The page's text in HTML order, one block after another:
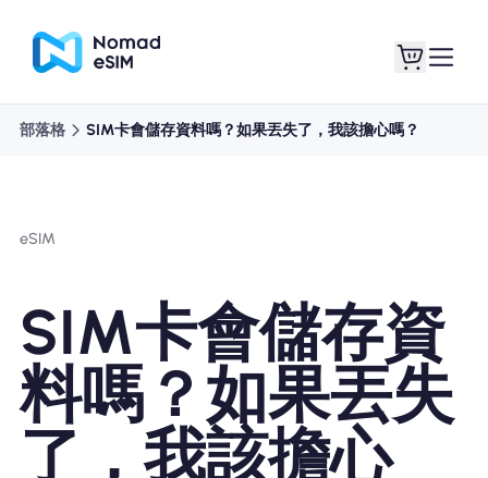
購買計劃
關於eSIM
部落格 SIM卡會儲存資料嗎？如果丟失了，我該擔心嗎？
eSIM
SIM卡會儲存資
料嗎？如果丟失
了，我該擔心